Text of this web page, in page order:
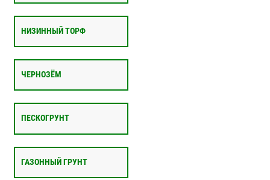
НИЗИННЫЙ ТОРФ
ЧЕРНОЗЁМ
ПЕСКОГРУНТ
ГАЗОННЫЙ ГРУНТ